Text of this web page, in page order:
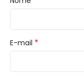
E-mail *